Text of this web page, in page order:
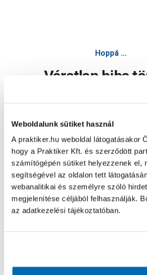
Weboldalunk sütiket használ
A praktiker.hu weboldal látogatásakor
hogy a Praktiker Kft. és szerződött
számítógépén sütiket helyezzenek el,
segítségével az oldalon tett
webanalitikai és személyre szóló
megjelenítése céljából felhasználják.
az adatkezelési tájékoztatóban.
Hoppá ...
Váratlan hiba
Oldal újratöltése